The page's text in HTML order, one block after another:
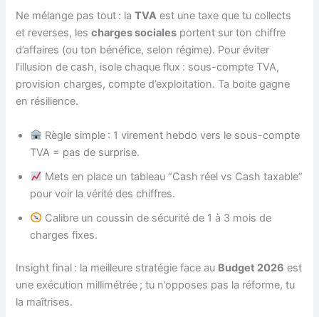
Ne mélange pas tout : laTVA est une taxe que tu collects
et reverses, lescharges sociales portent sur ton chiffre
d’affaires (ou ton bénéfice, selon régime). Pour éviter
l’illusion de cash, isole chaque flux : sous-compte TVA,
provision charges, compte d’exploitation. Ta boite gagne
en résilience.
Règle simple : 1 virement hebdo vers le sous-compte
TVA = pas de surprise.
Mets en place un tableau “Cash réel vs Cash taxable”
pour voir la vérité des chiffres.
Calibre un coussin de sécurité de 1 à 3 mois de
charges fixes.
Insight final : la meilleure stratégie face au Budget 2026 est
une exécution millimétrée ; tu n’opposes pas la réforme, tu
la maîtrises.